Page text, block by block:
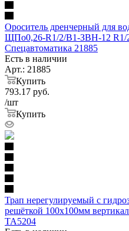
Ороситель дренчерный для
ЩПо0,26-R1/2/В1-ЗВН-12 R1/2
Спецавтоматика 21885
Есть в наличии
Арт.: 21885
Купить
793.17 руб.
/шт
Купить
Трап нерегулируемый с
решёткой 100х100мм
TA5204